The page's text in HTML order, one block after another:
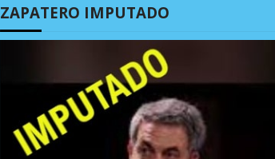
ZAPATERO IMPUTADO